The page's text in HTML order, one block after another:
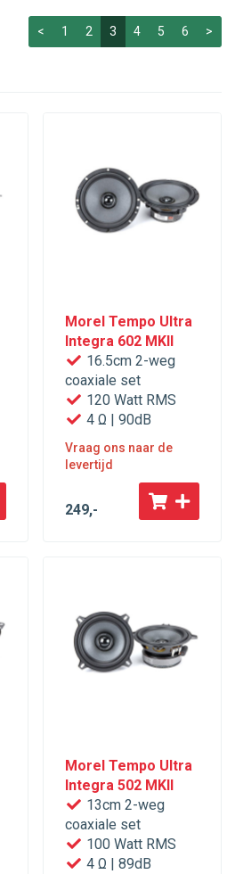
< 1 2 3 4 5 6 >
Morel Tempo Ultra
Integra 602 MKII
16.5cm 2-weg
coaxiale set
120 Watt RMS
4 Ω | 90dB
Vraag ons naar de
levertijd
249,-
Morel Tempo Ultra
Integra 502 MKII
13cm 2-weg
coaxiale set
100 Watt RMS
4 Ω | 89dB